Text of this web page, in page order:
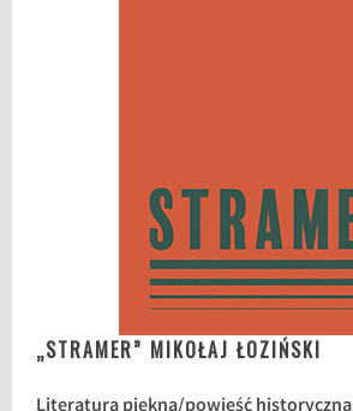
„STRAMER” MIKOŁAJ ŁOZIŃSKI